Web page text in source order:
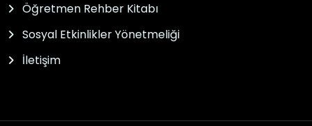
Öğretmen Rehber Kitabı
Sosyal Etkinlikler Yönetmeliği
İletişim